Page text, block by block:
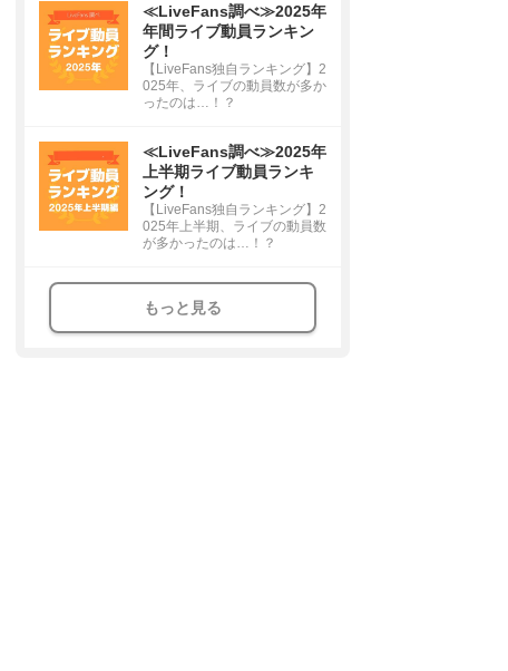
≪LiveFans調べ≫2025年
年間ライブ動員ランキン
グ！
【LiveFans独自ランキング】2
025年、ライブの動員数が多か
ったのは…！？
≪LiveFans調べ≫2025年
上半期ライブ動員ランキ
ング！
【LiveFans独自ランキング】2
025年上半期、ライブの動員数
が多かったのは…！？
もっと見る